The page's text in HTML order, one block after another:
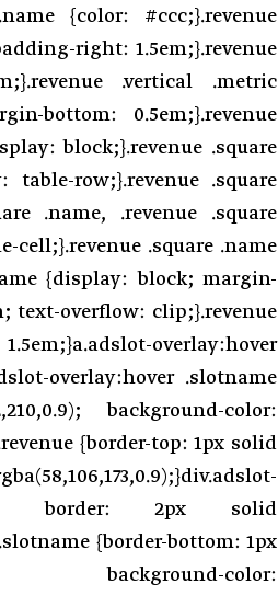
{color: #ccc;}.revenue
right: 1.5em;}.revenue
.vertical .metric
bottom: 0.5em;}.revenue
block;}.revenue .square
row;}.revenue .square
.name, .revenue .square
cell;}.revenue .square .name
{display: block; margin-
text-overflow: clip;}.revenue
overlay:hover
overlay:hover .slotname
background-color:
{border-top: 1px solid
border: 2px solid
{border-bottom: 1px
background-color: